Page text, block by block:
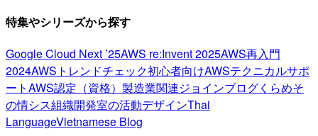
特集やシリーズから探す
Google Cloud Next ’25AWS re:Invent 2025AWS再入門
2024AWSトレンドチェック初心者向けAWSテクニカルサポ
ートAWS認定（資格） 製造業関連ジョインブログくらめそ
の情シス組織開発室の活動デザインThai
LanguageVietnamese Blog